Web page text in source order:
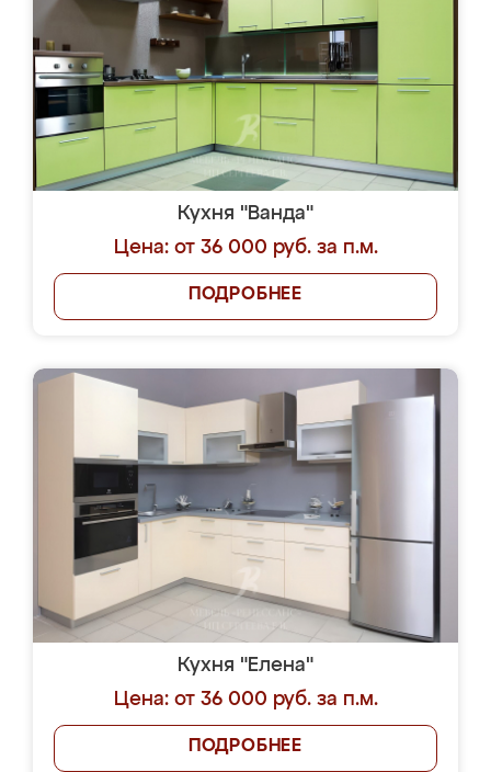
Кухня "Ванда"
Цена: от 36 000 руб. за п.м.
ПОДРОБНЕЕ
Кухня "Елена"
Цена: от 36 000 руб. за п.м.
ПОДРОБНЕЕ